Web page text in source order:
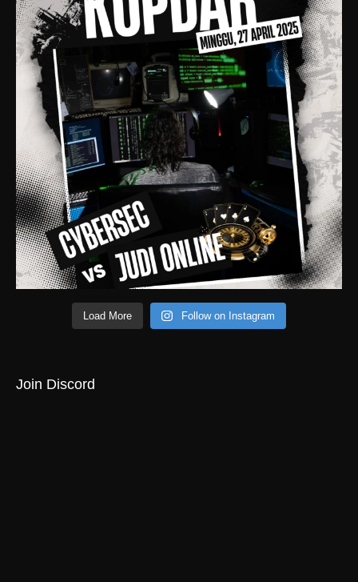
Load More Follow on Instagram
Join Discord